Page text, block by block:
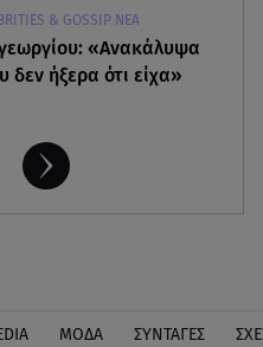
& GOSSIP ΝΕΑ
«Ανακάλυψα
δεν ήξερα ότι είχα»
ΜΟΔΑ ΣΥΝΤΑΓΕΣ